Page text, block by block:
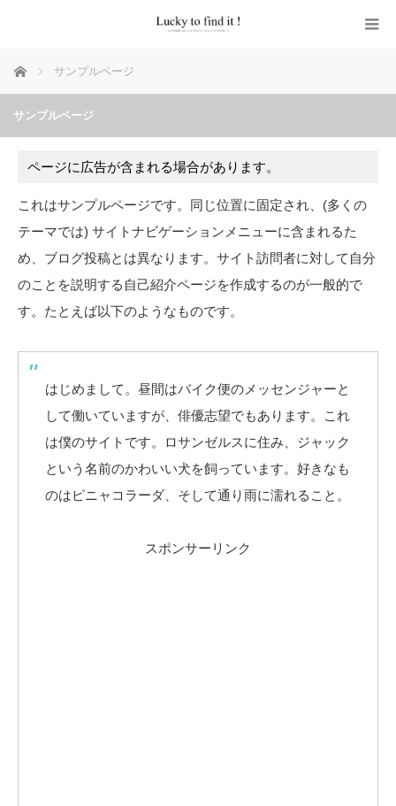
ホーム サンプルページ
サンプルページ
ページに広告が含まれる場合があります。
これはサンプルページです。同じ位置に固定され、(多くの
テーマでは) サイトナビゲーションメニューに含まれるた
め、ブログ投稿とは異なります。サイト訪問者に対して自分
のことを説明する自己紹介ページを作成するのが一般的で
す。たとえば以下のようなものです。
はじめまして。昼間はバイク便のメッセンジャーと
して働いていますが、俳優志望でもあります。これ
は僕のサイトです。ロサンゼルスに住み、ジャック
という名前のかわいい犬を飼っています。好きなも
のはピニャコラーダ、そして通り雨に濡れること。
スポンサーリンク